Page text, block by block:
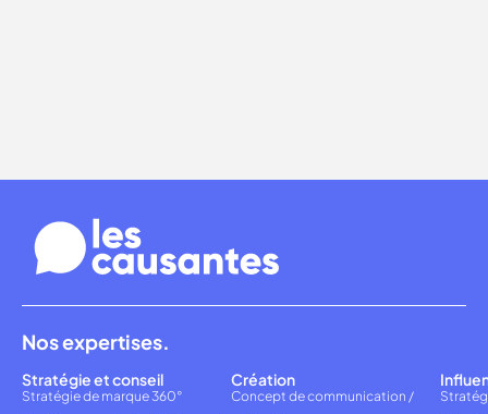
Nos expertises.
Stratégie et conseil
Stratégie de marque 360°
Création
Concept de communication /